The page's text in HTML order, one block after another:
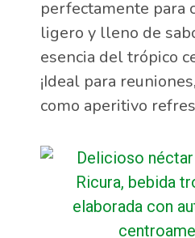
perfectamente para
ligero y lleno de
esencia del trópico
¡Ideal para
como aperitivo